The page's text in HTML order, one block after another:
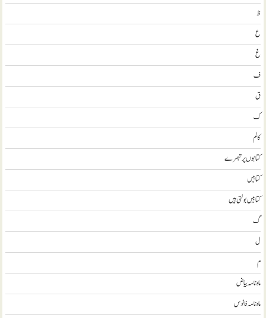
ظ
ع
غ
ف
ق
ک
کالم
کتابوں پر تبصرے
کتابيں
کتابیں بولتی ہیں
گ
ل
م
ماہ نامہ بیاض
ماہ نامہ فانوس